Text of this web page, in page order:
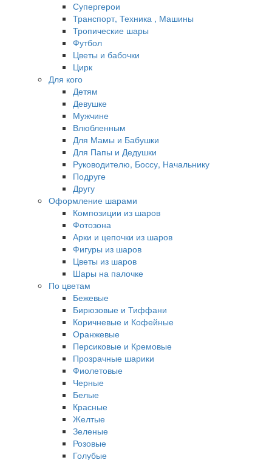
Супергерои
Транспорт, Техника , Машины
Тропические шары
Футбол
Цветы и бабочки
Цирк
Для кого
Детям
Девушке
Мужчине
Влюбленным
Для Мамы и Бабушки
Для Папы и Дедушки
Руководителю, Боссу, Начальнику
Подруге
Другу
Оформление шарами
Композиции из шаров
Фотозона
Арки и цепочки из шаров
Фигуры из шаров
Цветы из шаров
Шары на палочке
По цветам
Бежевые
Бирюзовые и Тиффани
Коричневые и Кофейные
Оранжевые
Персиковые и Кремовые
Прозрачные шарики
Фиолетовые
Черные
Белые
Красные
Желтые
Зеленые
Розовые
Голубые